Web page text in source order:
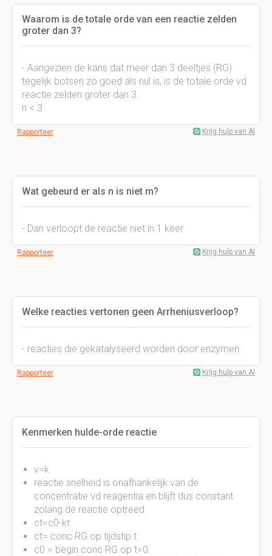
Waarom is de totale orde van een reactie zelden
groter dan 3?
- Aangezien de kans dat meer dan 3 deeltjes (RG)
tegelijk botsen zo goed als nul is, is de totale orde vd
reactie zelden groter dan 3.
n < 3
Rapporteer Krijg hulp van AI
Wat gebeurd er als n is niet m?
- Dan verloopt de reactie niet in 1 keer
Rapporteer Krijg hulp van AI
Welke reacties vertonen geen Arrheniusverloop?
- reacties die gekatalyseerd worden door enzymen
Rapporteer Krijg hulp van AI
Kenmerken hulde-orde reactie
v=k
reactie snelheid is onafhankelijk van de
concentratie vd reagentia en blijft dus constant
zolang de reactie optreed
ct=c0-kt
ct= conc RG op tijdstip t
c0 = begin conc RG op t=0